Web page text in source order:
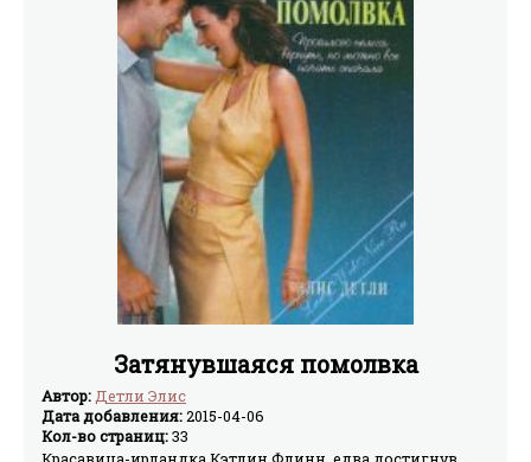
Затянувшаяся помолвка
Автор:Детли Элис
Дата добавления:2015-04-06
Кол-во страниц:33